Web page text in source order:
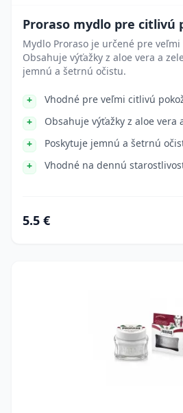
Proraso mydlo pre citlivú
Mydlo Proraso je určené pre
Obsahuje výťažky z aloe vera a
jemnú a šetrnú očistu.
Vhodné pre veľmi citlivú
Obsahuje výťažky z aloe vera
Poskytuje jemnú a šetrnú
Vhodné na dennú
5.5 €